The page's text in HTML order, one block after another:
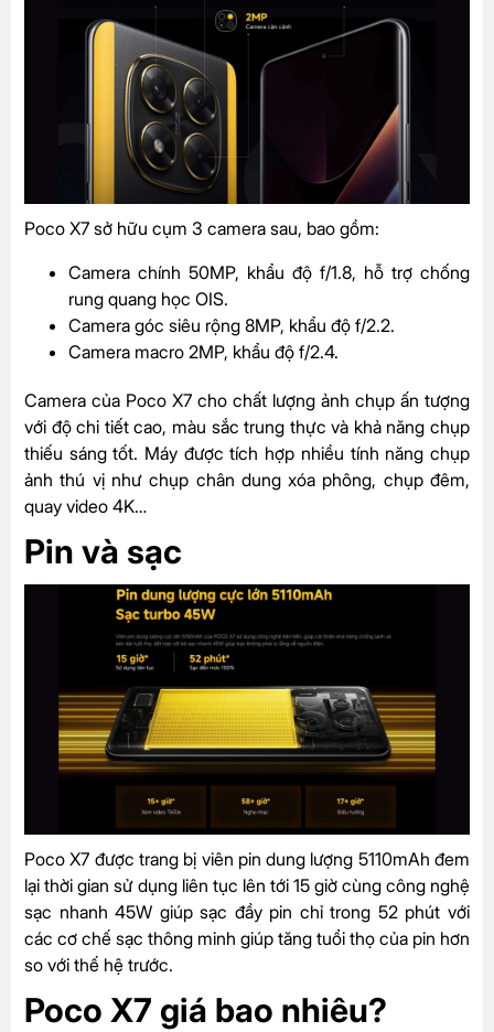
Poco X7 sở hữu cụm 3 camera sau, bao gồm:
Camera chính 50MP, khẩu độ f/1.8, hỗ trợ chống
rung quang học OIS.
Camera góc siêu rộng 8MP, khẩu độ f/2.2.
Camera macro 2MP, khẩu độ f/2.4.
Camera của Poco X7 cho chất lượng ảnh chụp ấn tượng
với độ chi tiết cao, màu sắc trung thực và khả năng chụp
thiếu sáng tốt. Máy được tích hợp nhiều tính năng chụp
ảnh thú vị như chụp chân dung xóa phông, chụp đêm,
quay video 4K…
Pin và sạc
Poco X7 được trang bị viên pin dung lượng 5110mAh đem
lại thời gian sử dụng liên tục lên tới 15 giờ cùng công nghệ
sạc nhanh 45W giúp sạc đầy pin chỉ trong 52 phút với
các cơ chế sạc thông minh giúp tăng tuổi thọ của pin hơn
so với thế hệ trước.
Poco X7 giá bao nhiêu?